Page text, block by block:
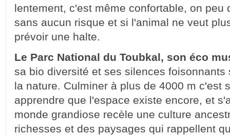
lentement, c'est même confortable, on peu
sans aucun risque et si l'animal ne veut
prévoir une halte.
Le Parc National du Toubkal, son éco
sa bio diversité et ses silences foisonnants
la nature. Culminer à plus de 4000 m c'est
apprendre que l'espace existe encore, et
monde grandiose recèle une culture
richesses et des paysages qui rappellent